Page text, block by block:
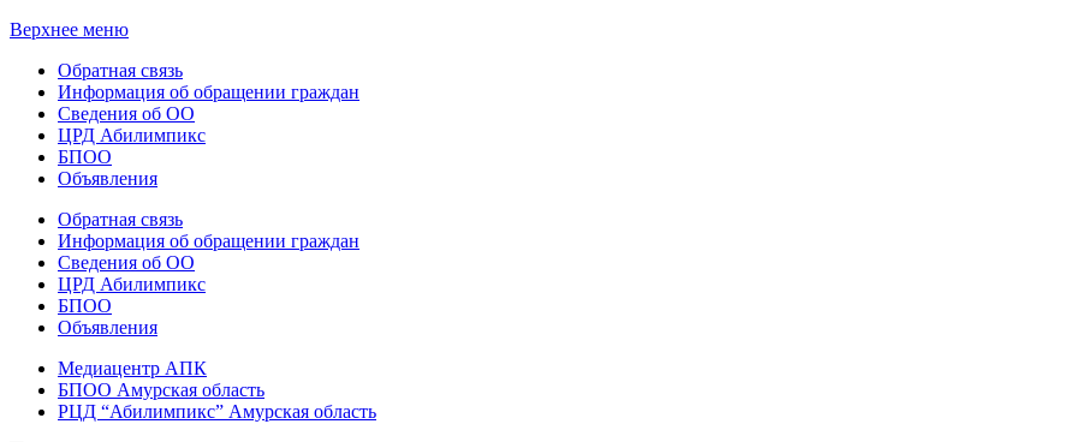
Верхнее меню
Обратная связь
Информация об обращении граждан
Сведения об ОО
ЦРД Абилимпикс
БПОО
Объявления
Обратная связь
Информация об обращении граждан
Сведения об ОО
ЦРД Абилимпикс
БПОО
Объявления
Медиацентр АПК
БПОО Амурская область
РЦД “Абилимпикс” Амурская область